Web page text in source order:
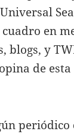
en
y
de